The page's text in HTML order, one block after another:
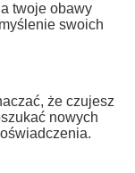
twoje obawy
swoich
że czujesz
nowych